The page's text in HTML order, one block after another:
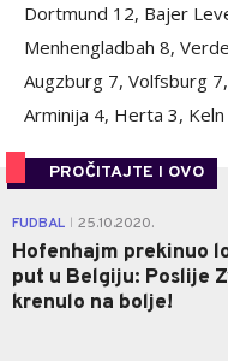
Dortmund 12, Bajer
Menhengladbah 8,
Augzburg 7, Volfsburg
Arminija 4, Herta 3, Keln
PROČITAJTE I OVO
FUDBAL 25.10.2020.
Hofenhajm prekinuo
put u Belgiju: Poslije
krenulo na bolje!